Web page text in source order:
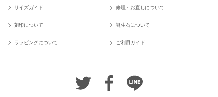
サイズガイド 修理・お直しについて
刻印について 誕生石について
ラッピングについて ご利用ガイド